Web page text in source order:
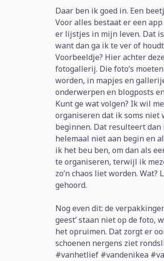
Daar ben ik goed in. Een
Voor alles bestaat er een
er lijstjes in mijn leven. Dat
want dan ga ik te ver of
Voorbeeldje? Hier achter
fotogallerij. Die foto’s
worden, in mapjes en
onderwerpen en blogposts
Kunt ge wat volgen? Ik wil
organiseren dat ik soms niet
beginnen. Dat resulteert
helemaal niet aan begin en
ik het beu ben, om dan als
te organiseren, terwijl ik
zo’n chaos liet worden.
gehoord.
Nog even dit: de
geest’ staan niet op de foto,
het opruimen. Dat zorgt er
schoenen nergens ziet
#vanhetlief #vandenikea